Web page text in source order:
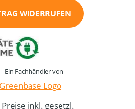
WIDERRUFEN
Ein Fachhändler von
inkl. gesetzl.